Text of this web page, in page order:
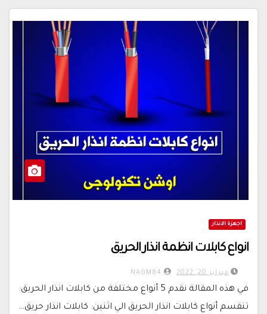
اجهزة الانذار
انواع كابلات انظمة انذار الحريق
فبراير 20, 2022
في هذه المقالة نقدم 5 أنواع مختلفة من كابلات انذار الحريق:
تنقسم أنواع كابلات انذار الحريق الي اثنين: كابلات انذار حريق…